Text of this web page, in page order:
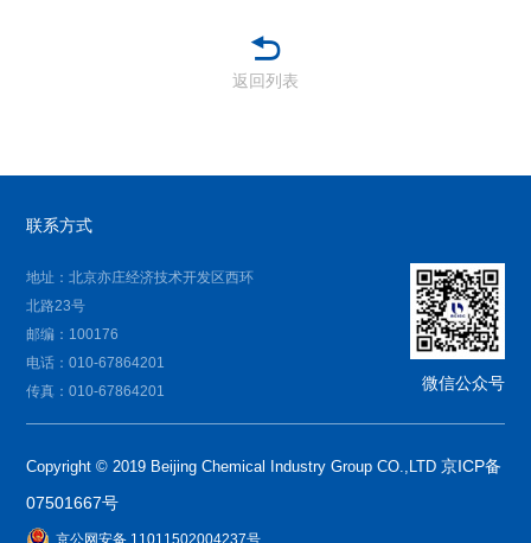
返回列表
联系方式
地址：北京亦庄经济技术开发区西环
北路23号
邮编：100176
电话：010-67864201
传真：010-67864201
微信公众号
Copyright © 2019 Beijing Chemical Industry Group CO.,LTD京ICP备
07501667号
京公网安备 11011502004237号